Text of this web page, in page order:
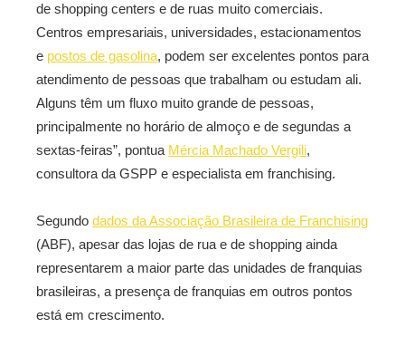
de shopping centers e de ruas muito comerciais.
Centros empresariais, universidades, estacionamentos
e postos de gasolina, podem ser excelentes pontos para
atendimento de pessoas que trabalham ou estudam ali.
Alguns têm um fluxo muito grande de pessoas,
principalmente no horário de almoço e de segundas a
sextas-feiras”, pontua Mércia Machado Vergili,
consultora da GSPP e especialista em franchising.
Segundo dados da Associação Brasileira de Franchising
(ABF), apesar das lojas de rua e de shopping ainda
representarem a maior parte das unidades de franquias
brasileiras, a presença de franquias em outros pontos
está em crescimento.